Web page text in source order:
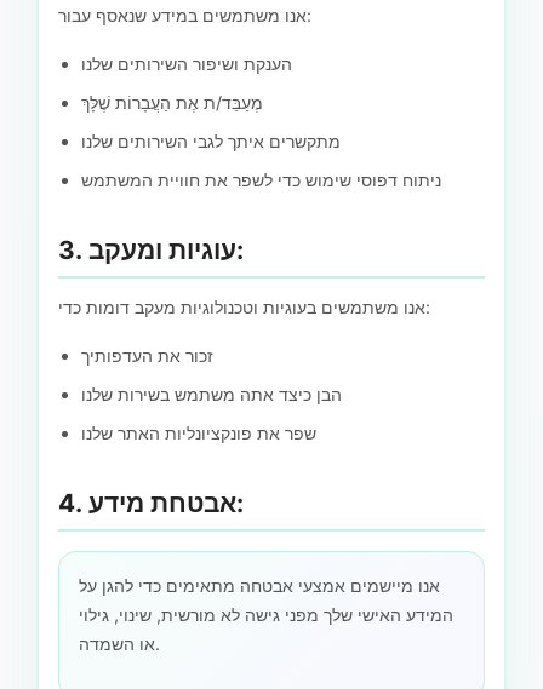
אנו משתמשים במידע שנאסף עבור:
הענקת ושיפור השירותים שלנו
מְעַבֵּד/ת אֶת הַעֲבָרוֹת שֶׁלָּךְ
מתקשרים איתך לגבי השירותים שלנו
ניתוח דפוסי שימוש כדי לשפר את חוויית המשתמש
3. עוגיות ומעקב:
אנו משתמשים בעוגיות וטכנולוגיות מעקב דומות כדי:
זכור את העדפותיך
הבן כיצד אתה משתמש בשירות שלנו
שפר את פונקציונליות האתר שלנו
4. אבטחת מידע:
אנו מיישמים אמצעי אבטחה מתאימים כדי להגן על
המידע האישי שלך מפני גישה לא מורשית, שינוי, גילוי
או השמדה.